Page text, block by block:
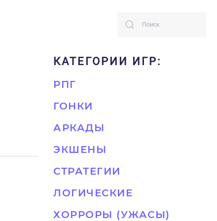
КАТЕГОРИИ ИГР:
РПГ
ГОНКИ
АРКАДЫ
ЭКШЕНЫ
СТРАТЕГИИ
ЛОГИЧЕСКИЕ
ХОРРОРЫ (УЖАСЫ)